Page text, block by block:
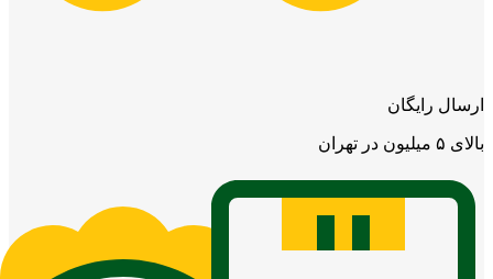
ارسال رایگان
بالای ۵ میلیون در تهران